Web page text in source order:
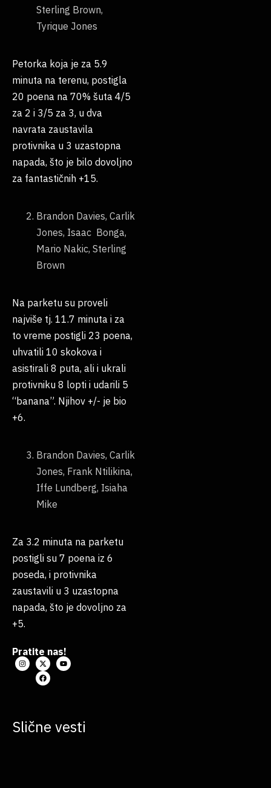
Sterling Brown,
Tyrique Jones
Petorka koja je za 5.9
minuta na terenu, postigla
20 poena na 70% šuta 4/5
za 2 i 3/5 za 3, u dva
navrata zaustavila
protivnika u 3 uzastopna
napada, što je bilo dovoljno
za fantastičnih +15.
Brandon Davies, Carlik
Jones, Isaac Bonga,
Mario Nakic, Sterling
Brown
Na parketu su proveli
najviše tj. 11.7 minuta i za
to vreme postigli 23 poena,
uhvatili 10 skokova i
asistirali 8 puta, ali i ukrali
protivniku 8 lopti i udarili 5
“banana”. Njihov +/- je bio
+6.
Brandon Davies, Carlik
Jones, Frank Ntilikina,
Iffe Lundberg, Isiaha
Mike
Za 3.2 minuta na parketu
postigli su 7 poena iz 6
poseda, i protivnika
zaustavili u 3 uzastopna
napada, što je dovoljno za
+5.
Pratite nas!
Slične vesti